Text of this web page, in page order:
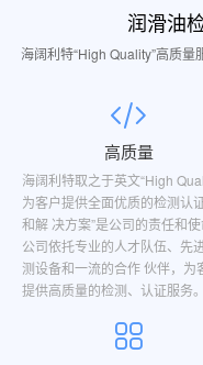
润滑油
海阔利特“High Quality”高质
高质量
海阔利特取之于英文“High
为客户提供全面优质的检测认
和解 决方案”是公司的责任和使
公司依托专业的人才队伍、先
测设备和一流的合作 伙伴，为
提供高质量的检测、认证服务。